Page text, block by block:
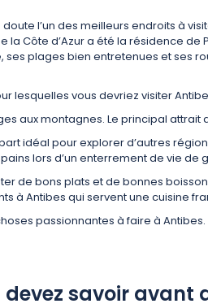
l’un des meilleurs endroits à
la Côte d’Azur a été la résidence
ses plages bien entretenues et ses
lesquelles vous devriez visiter
aux montagnes. Le principal
idéal pour explorer d’autres
lors d’un enterrement de vie de
de bons plats et de bonnes
à Antibes qui servent une cuisine
passionnantes à faire à
devez savoir avant